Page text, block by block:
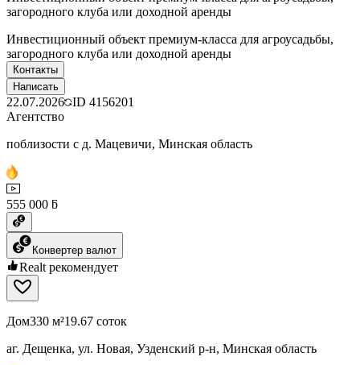
загородного клуба или доходной аренды
Инвестиционный объект премиум-класса для агроусадьбы,
загородного клуба или доходной аренды
Контакты
Написать
22.07.2026 ID 4156201
Агентство
поблизости с д. Мацевичи, Минская область
555 000 ƃ
Конвертер валют
Realt рекомендует
Дом330 м²19.67 соток
аг. Дещенка, ул. Новая, Узденский р-н, Минская область